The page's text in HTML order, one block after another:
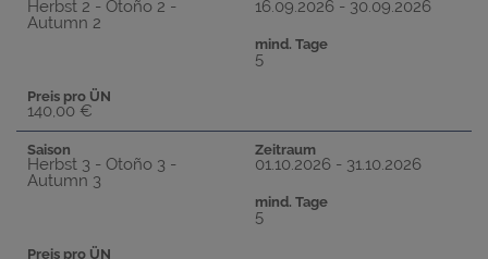
Herbst 2 - Otoño 2 -
Autumn 2
16.09.2026 - 30.09.2026
mind. Tage
5
Preis pro ÜN
140,00 €
Saison
Herbst 3 - Otoño 3 -
Autumn 3
Zeitraum
01.10.2026 - 31.10.2026
mind. Tage
5
Preis pro ÜN